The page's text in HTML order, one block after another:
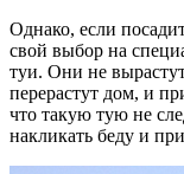
Однако, если
свой выбор на
туи. Они не
перерастут дом, и
что такую тую не
накликать беду и